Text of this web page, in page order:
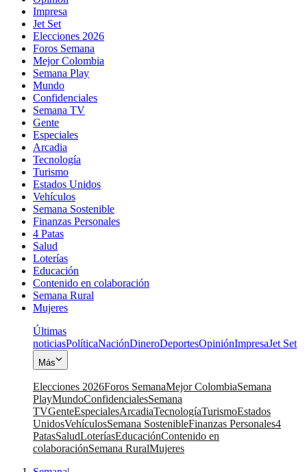
Impresa
Jet Set
Elecciones 2026
Foros Semana
Mejor Colombia
Semana Play
Mundo
Confidenciales
Semana TV
Gente
Especiales
Arcadia
Tecnología
Turismo
Estados Unidos
Vehículos
Semana Sostenible
Finanzas Personales
4 Patas
Salud
Loterías
Educación
Contenido en colaboración
Semana Rural
Mujeres
Últimas
noticiasPolíticaNaciónDineroDeportesOpiniónImpresaJet Set
Más
Elecciones 2026Foros SemanaMejor ColombiaSemana
PlayMundoConfidencialesSemana
TVGenteEspecialesArcadiaTecnologíaTurismoEstados
UnidosVehículosSemana SostenibleFinanzas Personales4
PatasSaludLoteríasEducaciónContenido en
colaboraciónSemana RuralMujeres